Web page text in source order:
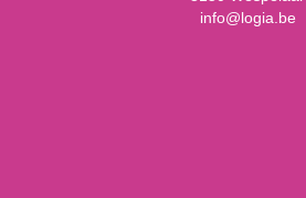
info@logia.be